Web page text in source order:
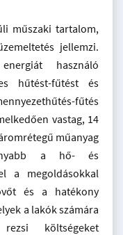
műszaki tartalom,
jellemzi.
használó
hűtést-fűtést és
fűtés
vastag, 14
műanyag
a hő- és
a megoldásokkal
és a hatékony
a lakók számára
költségeket